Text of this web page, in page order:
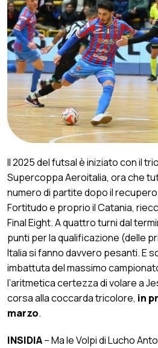
Il 2025 del futsal è iniziato con il
Supercoppa Aeroitalia, ora che
numero di partite dopo il recupero
Fortitudo e proprio il Catania,
Final Eight. A quattro turni dal
punti per la qualificazione (delle
Italia si fanno davvero pesanti. E
imbattuta del massimo
l’aritmetica certezza di volare a
corsa alla coccarda tricolore, in
marzo.
INSIDIA– Ma le Volpi di Lucho